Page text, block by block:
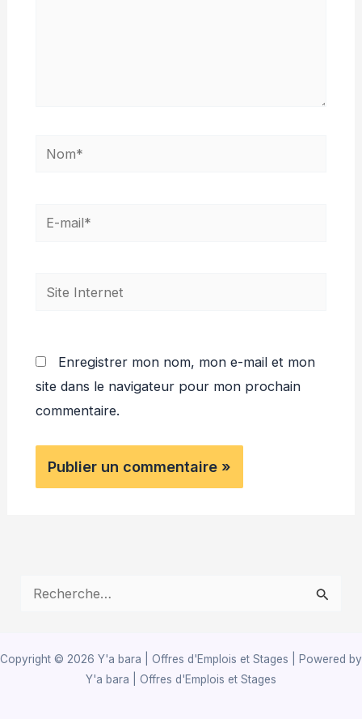
Nom*
E-
Site
Enregistrer mon nom, mon e-mail et mon
site dans le navigateur pour mon prochain
commentaire.
h
Copyright © 2026 Y'a bara | Offres d'Emplois et Stages | Powered by
Y'a bara | Offres d'Emplois et Stages